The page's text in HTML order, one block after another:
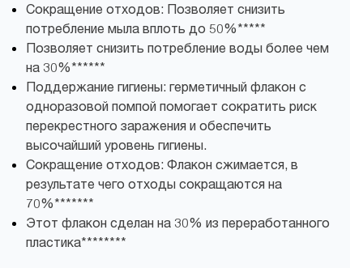
Сокращение отходов: Позволяет снизить
потребление мыла вплоть до 50%*****
Позволяет снизить потребление воды более чем
на 30%******
Поддержание гигиены: герметичный флакон с
одноразовой помпой помогает сократить риск
перекрестного заражения и обеспечить
высочайший уровень гигиены.
Сокращение отходов: Флакон сжимается, в
результате чего отходы сокращаются на
70%*******
Этот флакон сделан на 30% из переработанного
пластика********